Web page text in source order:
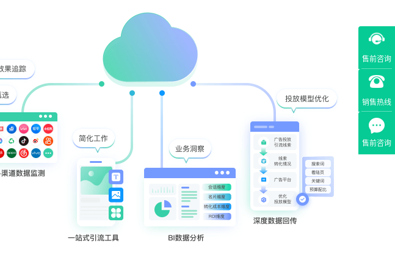
售前咨询
销售热线
售前咨询